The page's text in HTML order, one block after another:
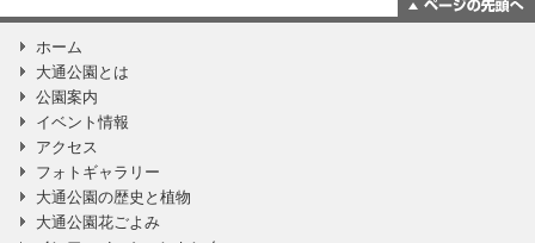
ホーム
大通公園とは
公園案内
イベント情報
アクセス
フォトギャラリー
大通公園の歴史と植物
大通公園花ごよみ